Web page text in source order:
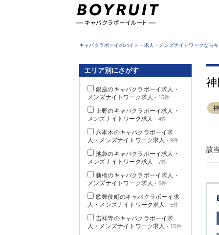
キャバクラボーイのバイト・求人・メンズナイトワークなら
該
エリア別にさがす
銀座のキャバクラボーイ求人・
メンズナイトワーク求人 - 15件
上野のキャバクラボーイ求人・
メンズナイトワーク求人 - 4件
六本木のキャバクラボーイ求
人・メンズナイトワーク求人 - 9件
池袋のキャバクラボーイ求人・
メンズナイトワーク求人 - 7件
新橋のキャバクラボーイ求人・
メンズナイトワーク求人 - 6件
歌舞伎町のキャバクラボーイ求
人・メンズナイトワーク求人 - 5件
吉祥寺のキャバクラボーイ求
人・メンズナイトワーク求人 - 15件
東京都